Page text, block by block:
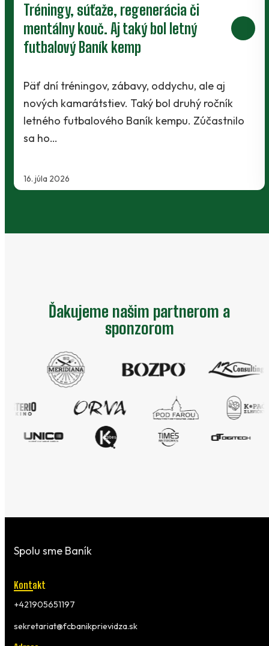
Podporte rast najmenších Baníkov
darovaním dvoch percent z vašich
daní
20. februára 2026
Blíži sa záver marca a to znamená jediné -
daňové povinnosti. Avšak z povinnosti sa môže
stať aj príjemné potešenie.…
Ďakujeme našim partnerom a
sponzorom
Spolu sme Baník
Kontakt
+421905651197
sekretariat@fcbanikprievidza.sk